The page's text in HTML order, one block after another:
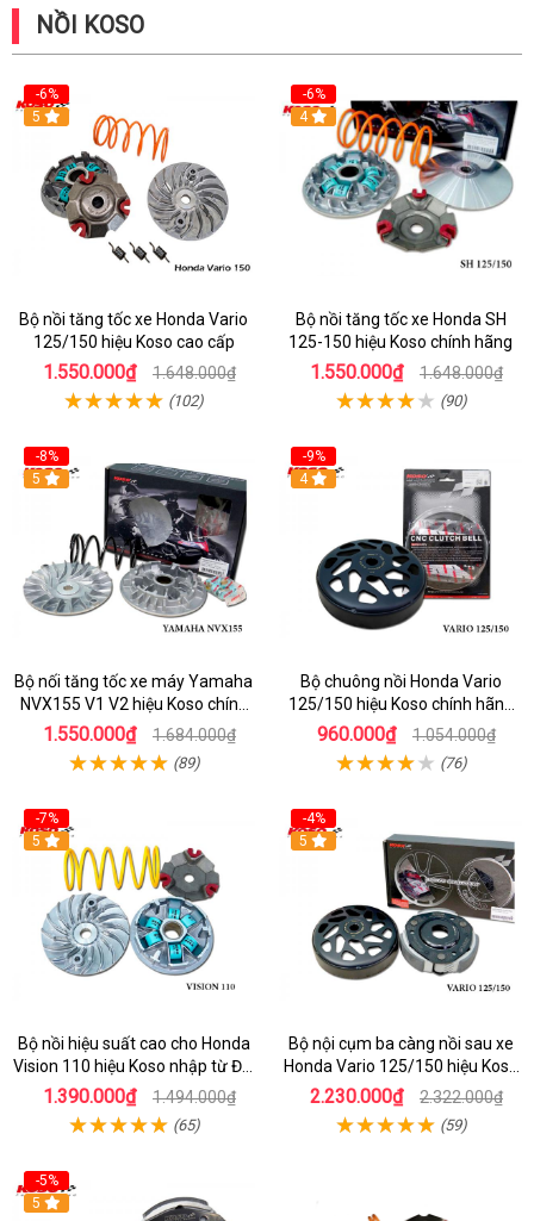
NỒI KOSO
-6%
5
Bộ nồi tăng tốc xe Honda Vario
125/150 hiệu Koso cao cấp
1.550.000₫ 1.648.000₫
(102)
-6%
4
Bộ nồi tăng tốc xe Honda SH
125-150 hiệu Koso chính hãng
1.550.000₫ 1.648.000₫
(90)
-8%
5
Bộ nối tăng tốc xe máy Yamaha
NVX155 V1 V2 hiệu Koso chính
hãng
1.550.000₫ 1.684.000₫
(89)
-9%
4
Bộ chuông nồi Honda Vario
125/150 hiệu Koso chính hãng
Đài Loan
960.000₫ 1.054.000₫
(76)
-7%
5
Bộ nồi hiệu suất cao cho Honda
Vision 110 hiệu Koso nhập từ Đài
Loan
1.390.000₫ 1.494.000₫
(65)
-4%
5
Bộ nội cụm ba càng nồi sau xe
Honda Vario 125/150 hiệu Koso
Đài Loan
2.230.000₫ 2.322.000₫
(59)
-5%
5